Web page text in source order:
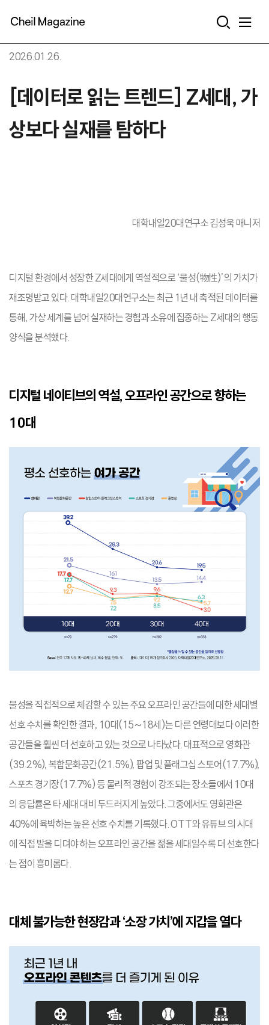
2026.01.26.
[데이터로 읽는 트렌드] Z세대, 가
상보다 실재를 탐하다
대학내일20대연구소 김성욱 매니저
디지털 환경에서 성장한 Z세대에게 역설적으로 ‘물성(物性)’의 가치가
재조명받고 있다. 대학내일20대연구소는 최근 1년 내 축적된 데이터를
통해, 가상 세계를 넘어 실재하는 경험과 소유에 집중하는 Z세대의 행동
양식을 분석했다.
디지털 네이티브의 역설, 오프라인 공간으로 향하는
10대
물성을 직접적으로 체감할 수 있는 주요 오프라인 공간들에 대한 세대별
선호 수치를 확인한 결과, 10대(15~18세)는 다른 연령대보다 이러한
공간들을 훨씬 더 선호하고 있는 것으로 나타났다. 대표적으로 영화관
(39.2%), 복합문화공간(21.5%), 팝업 및 플래그십 스토어(17.7%),
스포츠 경기장(17.7%) 등 물리적 경험이 강조되는 장소들에서 10대
의 응답률은 타 세대 대비 두드러지게 높았다. 그중에서도 영화관은
40%에 육박하는 높은 선호 수치를 기록했다. OTT와 유튜브 의 시대
에 직접 발을 디뎌야 하는 오프라인 공간을 젊을 세대일수록 더 선호한다
는 점이 흥미롭다.
대체 불가능한 현장감과 ‘소장 가치’에 지갑을 열다